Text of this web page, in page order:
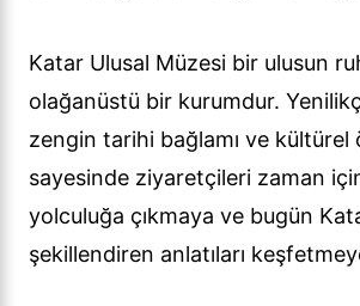
Katar Ulusal Müzesi bir ulusun
olağanüstü bir kurumdur.
zengin tarihi bağlamı ve kültürel
sayesinde ziyaretçileri zaman
yolculuğa çıkmaya ve bugün
şekillendiren anlatıları